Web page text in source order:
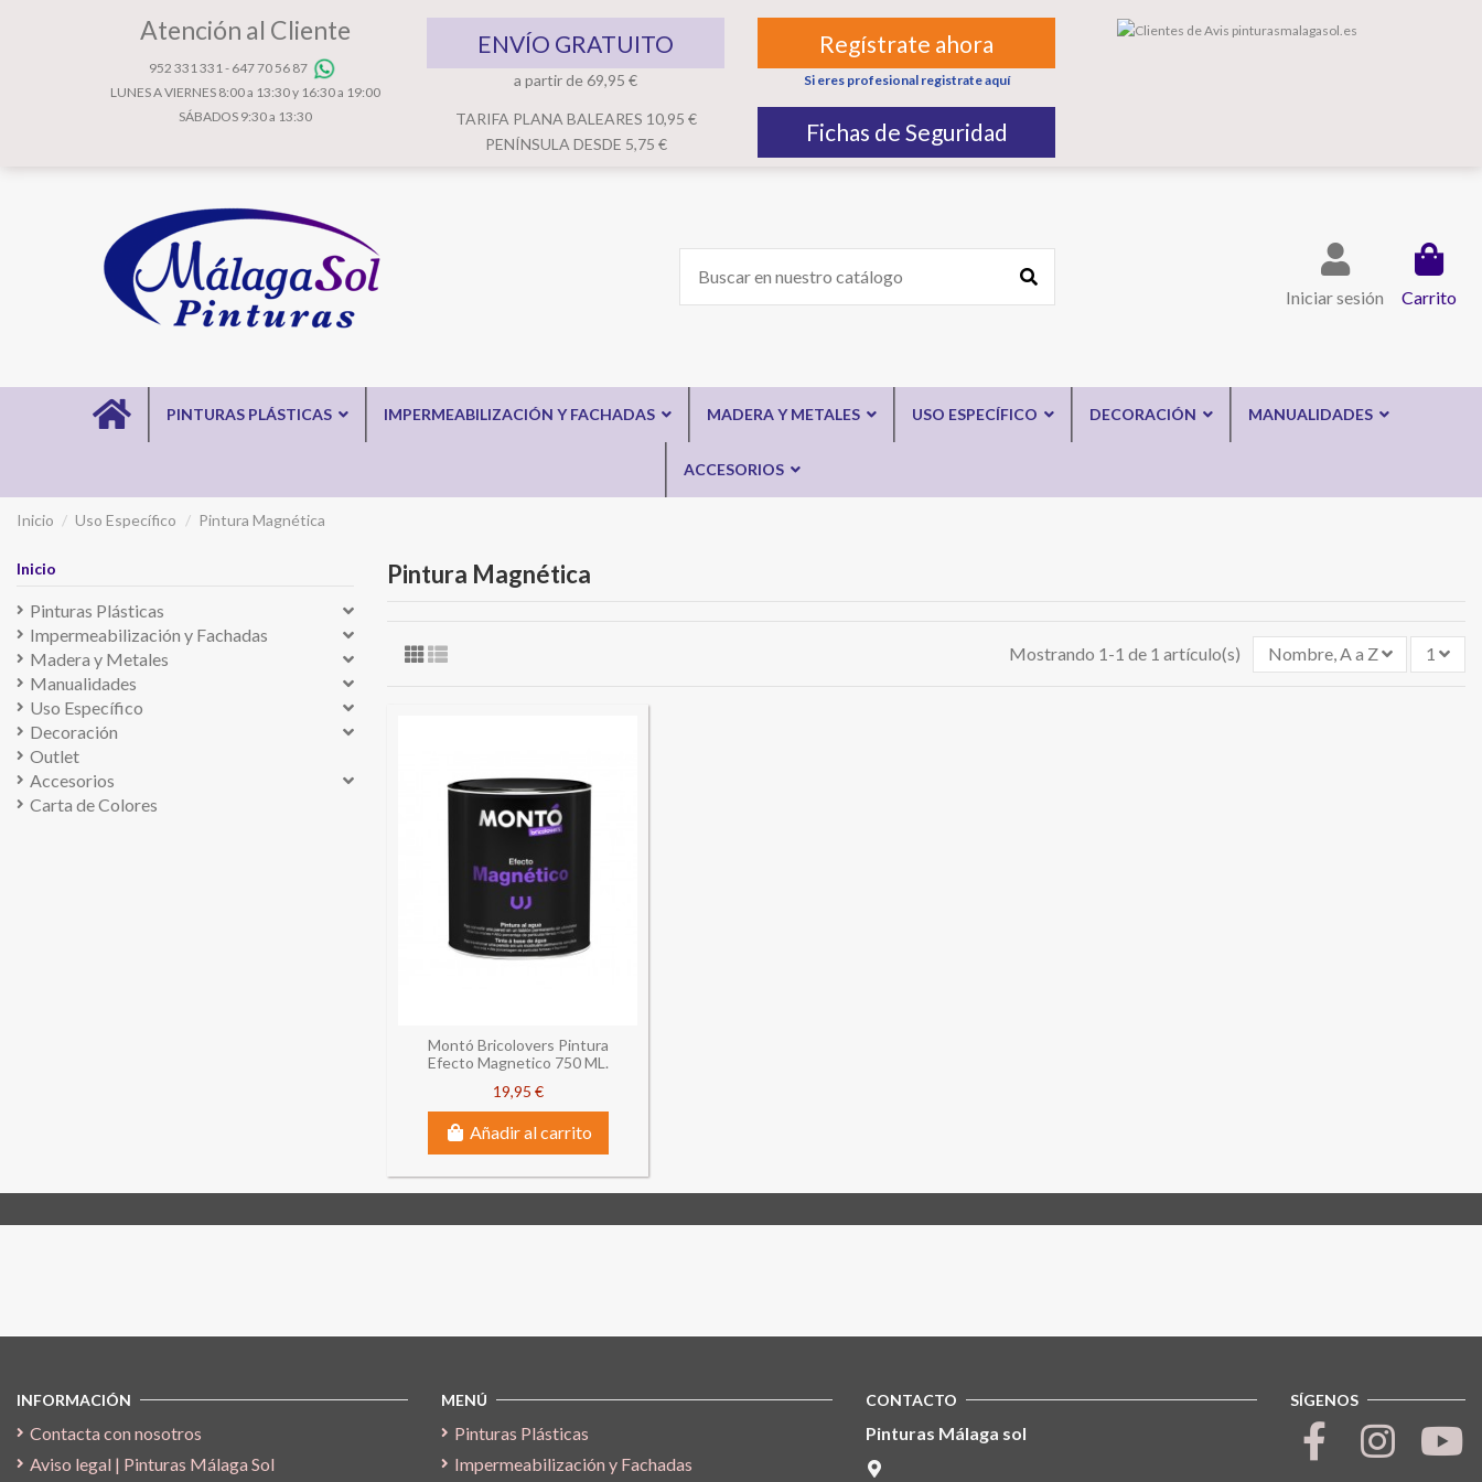
Atención al Cliente
952 331 331 - 647 70 56 87
LUNES A VIERNES 8:00 a 13:30 y 16:30 a 19:00
SÁBADOS 9:30 a 13:30
ENVÍO GRATUITO
a partir de 69,95 €
TARIFA PLANA BALEARES 10,95 €
PENÍNSULA DESDE 5,75 €
Regístrate ahora
Si eres profesional registrate aquí
Fichas de Seguridad
Iniciar sesión Carrito
PINTURAS PLÁSTICAS IMPERMEABILIZACIÓN Y FACHADAS MADERA Y METALES USO ESPECÍFICO DECORACIÓN MANUALIDADES
ACCESORIOS
Inicio Uso Específico Pintura Magnética
Pintura Magnética
Mostrando 1-1 de 1 artículo(s) Nombre, A a Z 1
Montó Bricolovers Pintura
Efecto Magnetico 750 ML.
19,95 €
Añadir al carrito
Inicio
Pinturas Plásticas
Impermeabilización y Fachadas
Madera y Metales
Manualidades
Uso Específico
Decoración
Outlet
Accesorios
Carta de Colores
INFORMACIÓN
Contacta con nosotros
Aviso legal | Pinturas Málaga Sol
MENÚ
Pinturas Plásticas
Impermeabilización y Fachadas
CONTACTO
Pinturas Málaga sol
SÍGENOS